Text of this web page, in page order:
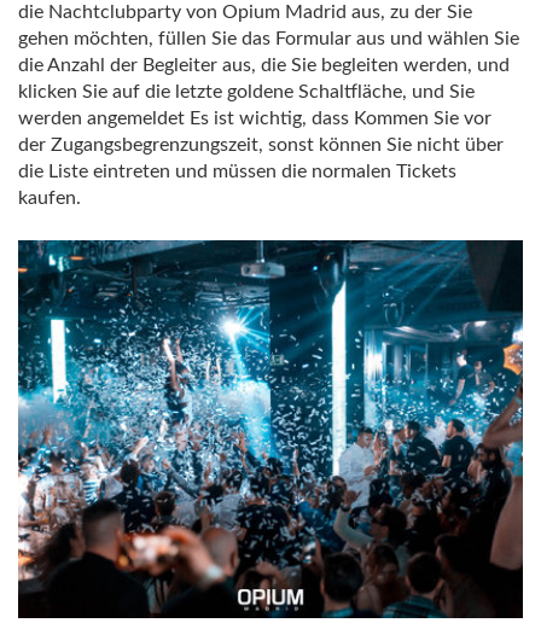
die Nachtclubparty von Opium Madrid aus, zu der Sie
gehen möchten, füllen Sie das Formular aus und wählen Sie
die Anzahl der Begleiter aus, die Sie begleiten werden, und
klicken Sie auf die letzte goldene Schaltfläche, und Sie
werden angemeldet Es ist wichtig, dass Kommen Sie vor
der Zugangsbegrenzungszeit, sonst können Sie nicht über
die Liste eintreten und müssen die normalen Tickets
kaufen.